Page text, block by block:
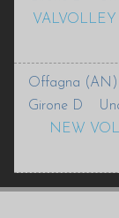
Offagna (AN)
Girone D
NEW